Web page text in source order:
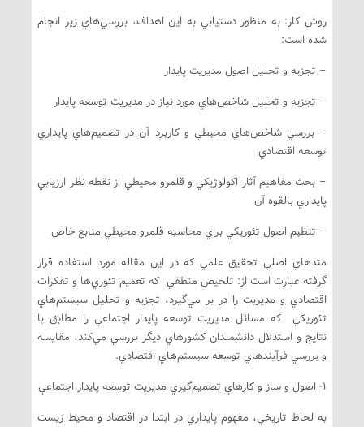
روش كار: به منظور دستيابي به اين اهداف، بررسي‌هاي زير انجام
شده است:
– تجزيه و تحليل اصول مديريت پايدار
– تجزيه و تحليل شاخص‌هاي مورد نياز در مديريت توسعه پايدار
– بررسي شاخص‌هاي محيطي و كاربرد آن در تصميم‌هاي پايداري
توسعه اقتصادي
– بحث مفاهيم آثار اكولوژيكي و قلمرو محيطي از نقطه نظر ارزيابي
پايداري بالقوه آن
– تنظيم اصول تئوريكي براي محاسبه قلمرو محيطي منابع خاص
متدهاي اصلي تحقيق علمي كه در اين مقاله مورد استفاده قرار
گرفته عبارت است از: تلخيص منطقي كه تعميم تئوري‌ها و تفكرات
اقتصادي و مديريت را در بر مي‌گيرد، تجزيه و تحليل سيستم‌هاي
تئوريكي كه مسائل مديريت توسعه پايدار اجتماعي را مطابق با
نتايج و استدلال دانشمندان كشورهاي ديگر بررسي مي‌كند، مقايسه
و بررسي فرآيندهاي توسعه سيستم‌هاي اقتصادي.
1- اصول و ساز و كارهاي تصميم‌گيري مديريت توسعه پايدار اجتماعي
به لحاظ تاريخي، مفهوم پايداري در ابتدا در اقتصاد و محيط زيست